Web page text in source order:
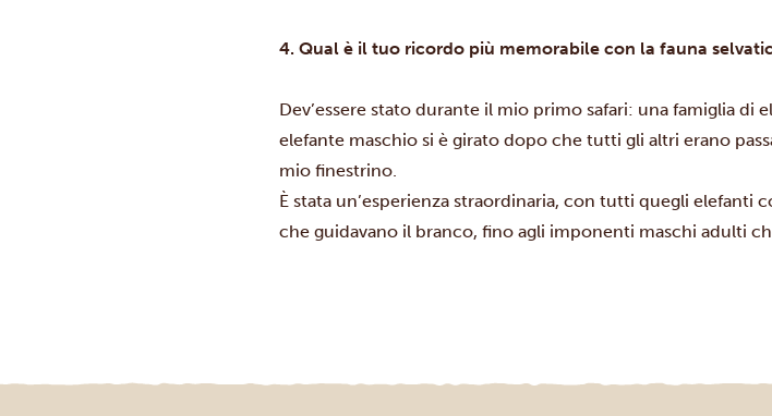
4. Qual è il tuo ricordo più memorabile con la fauna
Dev’essere stato durante il mio primo safari: una famiglia di
elefante maschio si è girato dopo che tutti gli altri erano
mio finestrino.
È stata un’esperienza straordinaria, con tutti quegli elefanti
che guidavano il branco, fino agli imponenti maschi adulti